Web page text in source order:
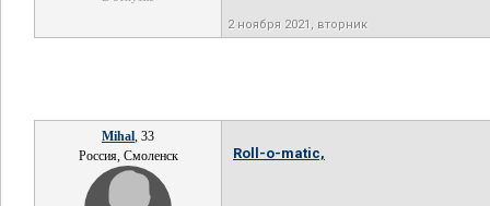
2 ноября 2021, вторник
Mihal, 33
Россия, Смоленск
Roll-o-matic,